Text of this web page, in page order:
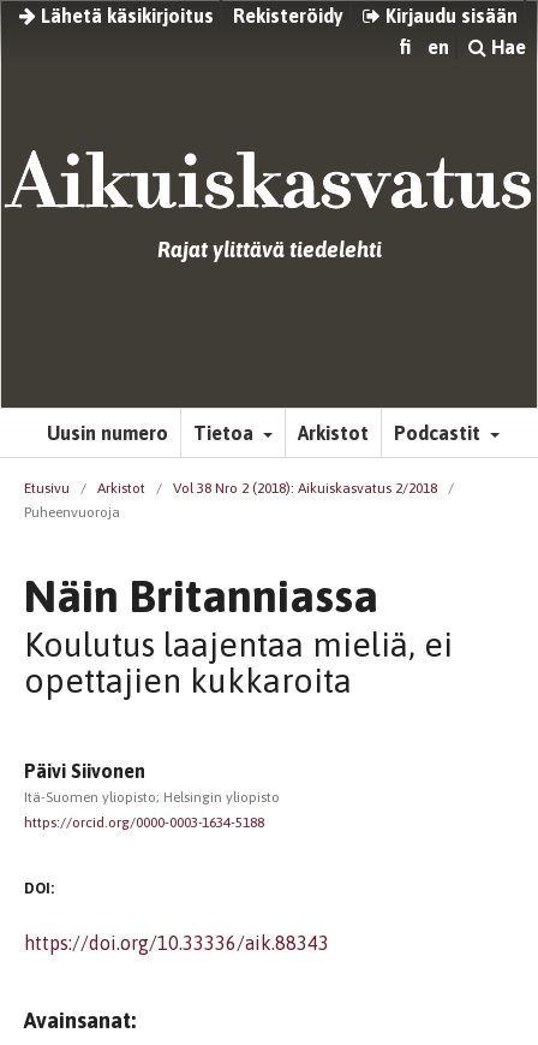
Lähetä käsikirjoitus Rekisteröidy
Kirjaudu sisään
fi
en Hae
Rajat ylittävä tiedelehti
Uusin numero Tietoa Arkistot Podcastit
Etusivu / Arkistot / Vol 38 Nro 2 (2018): Aikuiskasvatus 2/2018
/
Puheenvuoroja
Näin Britanniassa
Koulutus laajentaa mieliä, ei
opettajien kukkaroita
Päivi Siivonen
Itä-Suomen yliopisto; Helsingin yliopisto
https://orcid.org/0000-0003-1634-5188
DOI:
https://doi.org/10.33336/aik.88343
Avainsanat: